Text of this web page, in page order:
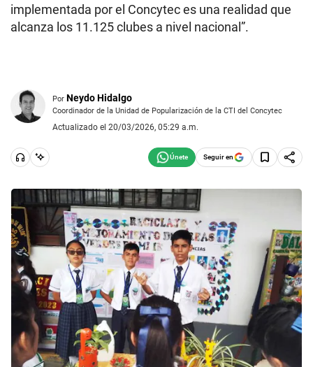
implementada por el Concytec es una realidad que
alcanza los 11.125 clubes a nivel nacional”.
Por Neydo Hidalgo
Coordinador de la Unidad de Popularización de la CTI del Concytec
Actualizado el 20/03/2026, 05:29 a.m.
Seguir en